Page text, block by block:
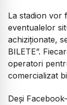
La stadion vor
eventualelor
achiziționate,
BILETE”.
operatori
comercializat
Deși